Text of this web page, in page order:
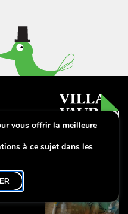
vous offrir la meilleure
à ce sujet dans les